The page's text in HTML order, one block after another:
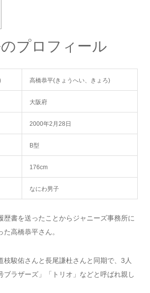
プロフィール
高橋恭平(きょうへい、きょろ)
大阪府
2000年2月28日
B型
176cm
なにわ男子
歴書を送ったことからジャニーズ事務所に
た高橋恭平さん。
枝駿佑さんと長尾謙杜さんと同期で、3人
ブラザーズ」「トリオ」などと呼ばれ親し